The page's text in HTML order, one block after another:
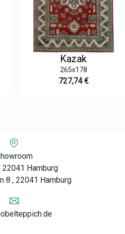
Kazak
265x178
727,74 €
22041 Hamburg
8 , 22041 Hamburg